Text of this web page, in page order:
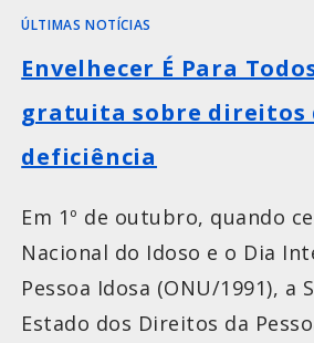
ÚLTIMAS NOTÍCIAS
Envelhecer É Para
gratuita sobre direitos
deficiência
Em 1º de outubro, quando
Nacional do Idoso e o Dia
Pessoa Idosa (ONU/1991), a
Estado dos Direitos da